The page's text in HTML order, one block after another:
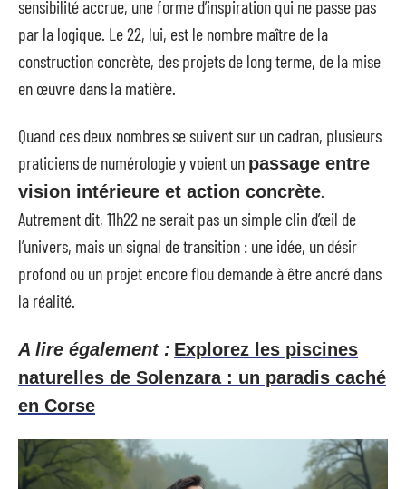
sensibilité accrue, une forme d’inspiration qui ne passe pas
par la logique. Le 22, lui, est le nombre maître de la
construction concrète, des projets de long terme, de la mise
en œuvre dans la matière.
Quand ces deux nombres se suivent sur un cadran, plusieurs
praticiens de numérologie y voient un passage entre
vision intérieure et action concrète.
Autrement dit, 11h22 ne serait pas un simple clin d’œil de
l’univers, mais un signal de transition : une idée, un désir
profond ou un projet encore flou demande à être ancré dans
la réalité.
A lire également : Explorez les piscines
naturelles de Solenzara : un paradis caché
en Corse